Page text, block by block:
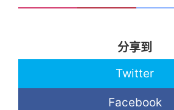
}
Promise
分享到
Twitter
Facebook